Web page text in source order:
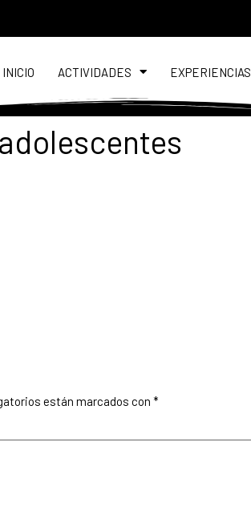
INICIO ACTIVIDADES EXPERIENCIAS
están marcados con *